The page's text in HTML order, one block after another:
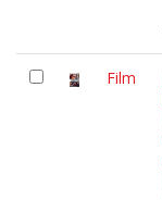
Film